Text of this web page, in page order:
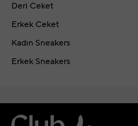
Deri Ceket
Erkek Ceket
Kadın Sneakers
Erkek Sneakers